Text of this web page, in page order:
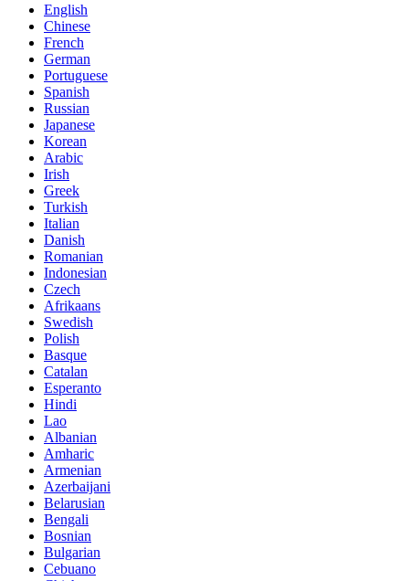
English
Chinese
French
German
Portuguese
Spanish
Russian
Japanese
Korean
Arabic
Irish
Greek
Turkish
Italian
Danish
Romanian
Indonesian
Czech
Afrikaans
Swedish
Polish
Basque
Catalan
Esperanto
Hindi
Lao
Albanian
Amharic
Armenian
Azerbaijani
Belarusian
Bengali
Bosnian
Bulgarian
Cebuano